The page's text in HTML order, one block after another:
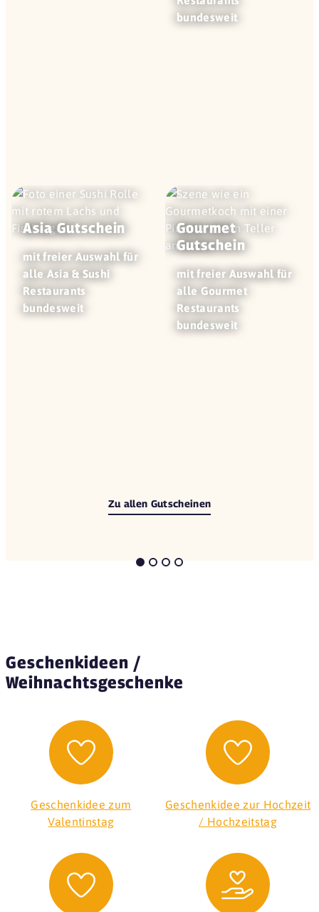
bundesweit
Asia Gutschein
mit freier Auswahl für
alle Asia & Sushi
Restaurants
bundesweit
Gourmet
Gutschein
mit freier Auswahl für
alle Gourmet
Restaurants
bundesweit
Zu allen Gutscheinen
Geschenkideen /
Weihnachtsgeschenke
Geschenkidee zum
Valentinstag
Geschenkidee zur Hochzeit
/ Hochzeitstag